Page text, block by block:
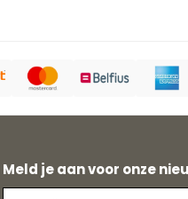
Meld je aan voor onze